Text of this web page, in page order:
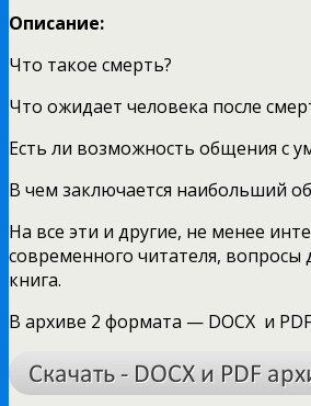
Описание:
Что такое смерть?
Что ожидает человека после
Есть ли возможность общения с
В чем заключается наибольший
На все эти и другие, не менее
современного читателя, вопросы
книга.
В архиве 2 формата — DOCX и PDF